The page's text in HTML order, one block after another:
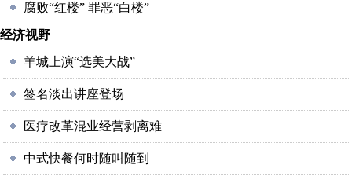
腐败“红楼” 罪恶“白楼”
经济视野
羊城上演“选美大战”
签名淡出讲座登场
医疗改革混业经营剥离难
中式快餐何时随叫随到